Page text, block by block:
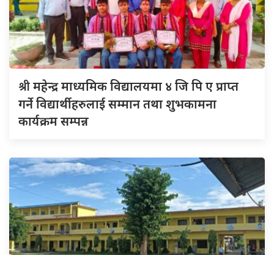
श्रीमहेन्द्र माध्यमिक विद्यालयमा ४ जि पि ए प्राप्त
गर्ने विद्यार्थीहरुलाई सम्मान तथा शुभकामना
कार्यक्रम सम्पन्न